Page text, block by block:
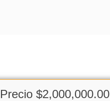
Precio $2,000,000.00